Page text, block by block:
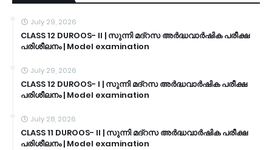
July 29, 2026
CLASS 12 DUROOS- II | സുന്നി മദ്റസ അർദ്ധവാർഷിക പരീക്ഷ
പരിശീലനം | Model examination
July 29, 2026
CLASS 12 DUROOS- I | സുന്നി മദ്റസ അർദ്ധവാർഷിക പരീക്ഷ
പരിശീലനം | Model examination
July 28, 2026
CLASS 11 DUROOS- II | സുന്നി മദ്റസ അർദ്ധവാർഷിക പരീക്ഷ
പരിശീലനം | Model examination